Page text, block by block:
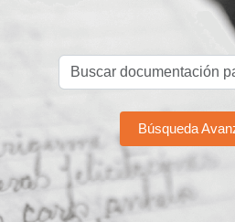
Búsqueda